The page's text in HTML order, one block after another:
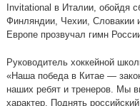
Invitational в Италии, обойдя
Финляндии, Чехии, Словакии
Европе прозвучал гимн
Руководитель хоккейной
«Наша победа в Китае —
наших ребят и тренеров. Мы
характер. Поднять